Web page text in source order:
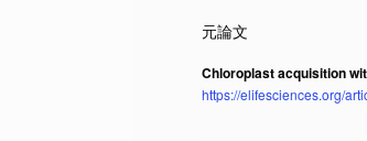
Chloroplast acquisition
https://elifesciences.org/